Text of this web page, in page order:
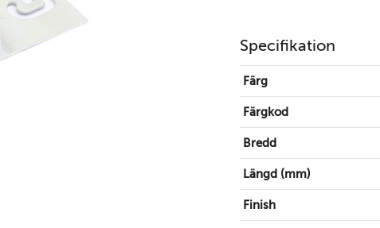
Specifikation
Färg
Färgkod
Bredd
Längd (mm)
Finish